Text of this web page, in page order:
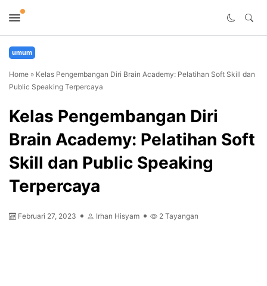
umum
Home » Kelas Pengembangan Diri Brain Academy: Pelatihan Soft Skill dan
Public Speaking Terpercaya
Kelas Pengembangan Diri
Brain Academy: Pelatihan Soft
Skill dan Public Speaking
Terpercaya
Februari 27, 2023 Irhan Hisyam 2 Tayangan